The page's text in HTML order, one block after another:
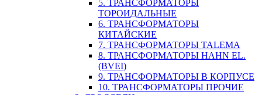
5. ТРАНСФОРМАТОРЫ
ТОРОИДАЛЬНЫЕ
6. ТРАНСФОРМАТОРЫ
КИТАЙСКИЕ
7. ТРАНСФОРМАТОРЫ TALEMA
8. ТРАНСФОРМАТОРЫ HAHN EL.
(BVEI)
9. ТРАНСФОРМАТОРЫ В КОРПУСЕ
10. ТРАНСФОРМАТОРЫ ПРОЧИЕ